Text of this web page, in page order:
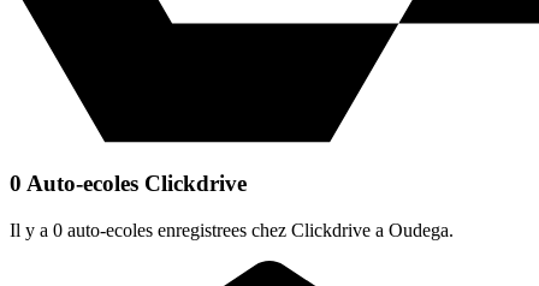
0 Auto-ecoles Clickdrive
Il y a 0 auto-ecoles enregistrees chez Clickdrive a Oudega.